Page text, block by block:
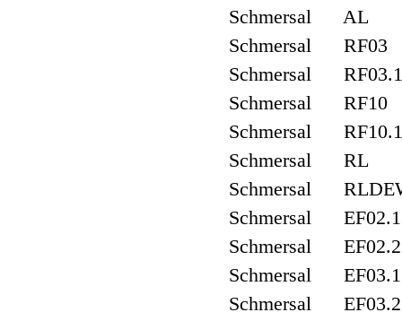
Schmersal AL
Schmersal RF03
Schmersal RF03.1
Schmersal RF10
Schmersal RF10.1
Schmersal RL
Schmersal
Schmersal EF02.1
Schmersal EF02.2
Schmersal EF03.1
Schmersal EF03.2